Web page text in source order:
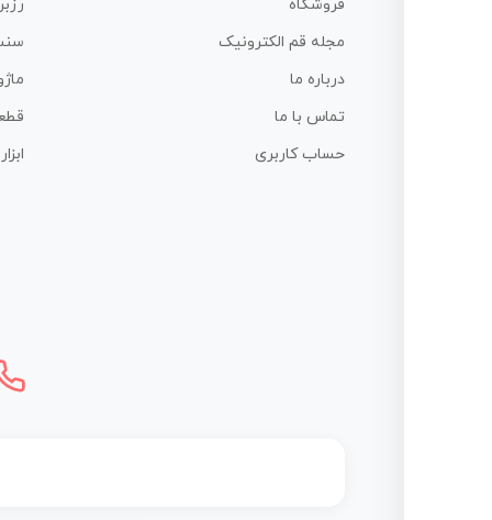
فروشگاه
مجله قم الکترونیک
درباره ما
تماس با ما
حساب کاربری